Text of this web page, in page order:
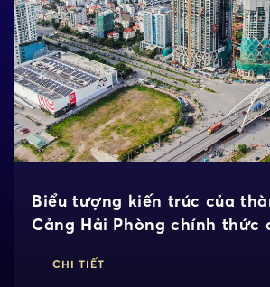
Biểu tượng kiến trúc của
Cảng Hải Phòng chính thức
CHI TIẾT